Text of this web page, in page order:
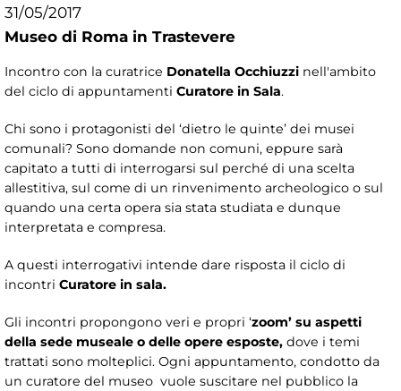
31/05/2017
Museo di Roma in Trastevere
Incontro con la curatrice Donatella Occhiuzzi nell'ambito
del ciclo di appuntamenti Curatore in Sala.
Chi sono i protagonisti del ‘dietro le quinte’ dei musei
comunali? Sono domande non comuni, eppure sarà
capitato a tutti di interrogarsi sul perché di una scelta
allestitiva, sul come di un rinvenimento archeologico o sul
quando una certa opera sia stata studiata e dunque
interpretata e compresa.
A questi interrogativi intende dare risposta il ciclo di
incontri Curatore in sala.
Gli incontri propongono veri e propri ‘zoom’ su aspetti
della sede museale o delle opere esposte, dove i temi
trattati sono molteplici. Ogni appuntamento, condotto da
un curatore del museo vuole suscitare nel pubblico la